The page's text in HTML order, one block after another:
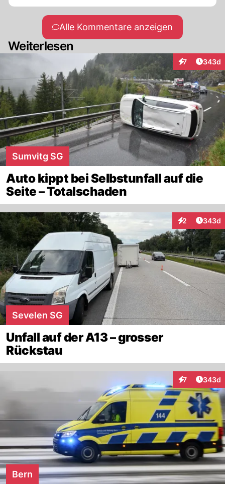
Alle Kommentare anzeigen
Weiterlesen
7
Interaktionen
343d
Sumvitg SG
Auto kippt bei Selbstunfall auf die
Seite – Totalschaden
2
Interaktionen
343d
Sevelen SG
Unfall auf der A13 – grosser
Rückstau
7
Interaktionen
343d
Bern